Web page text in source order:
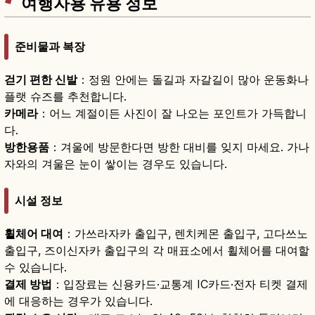
준비물과 복장
걷기 편한 신발：정원 안에는 돌길과 자갈길이 많아 운동화나
플랫 슈즈를 추천합니다.
카메라：어느 계절이든 사진이 잘 나오는 포인트가 가득합니
다.
방한용품 ：겨울에 방문한다면 방한 대비를 잊지 마세요. 가나
자와의 겨울은 눈이 쌓이는 경우도 있습니다.
시설 정보
휠체어 대여 ：가쓰라자카 출입구, 렌치케몬 출입구, 고다쓰노
출입구, 즈이신자카 출입구의 각 매표소에서 휠체어를 대여할
수 있습니다.
결제 방법 ：입장료는 신용카드·교통계 IC카드·전자 티켓 결제
에 대응하는 경우가 있습니다.